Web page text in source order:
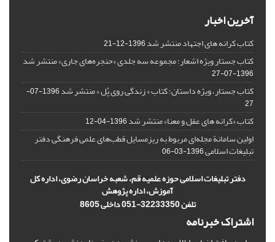
آخرین اخبار
کتاب کرانه های اجتهاد منتشر شد1396-12-21
کتاب جستار ویژه اشعار؛ مجموعه سه جلدی «حنجره‌های جاری» منتشر شد
1396-07-27
کتاب جستار، ویژه داستان؛ کتاب « زندگی روی پُل » منتشر شد
1396-07-
27
کتاب «کرانه های عقل و معنا» منتشر شد1396-04-12
اولین سامانة مجله‌ای مربوط به ریزمسایل‌ قطب‌های علمی فرهنگی دفتر
تبلیغات اسلامی1396-03-06
دفتر تبلیغات اسلامی حوزه علمیه قم، شعبه خراسان رضوی، اداره کل
آموزش، اداره پژوهش
تلفن 32233350-051 داخلی 8605
اشتراک خبرنامه